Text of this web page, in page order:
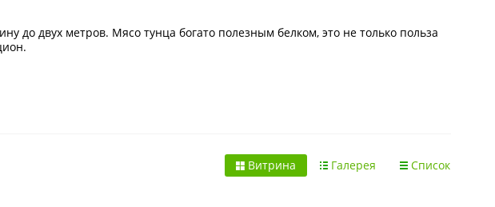
до двух метров. Мясо тунца богато полезным белком, это не только польза
Список
Галерея
Витрина